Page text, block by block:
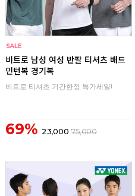
비트로 남성 여성 반팔 티셔츠 배드
민턴복 경기복
비트로 티셔츠 기간한정 특가세일!
69% 23,000 75,000